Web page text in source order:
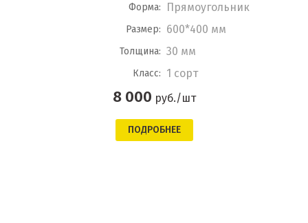
Форма: Прямоугольник
Размер: 600*400 мм
Толщина: 30 мм
Класс: 1 сорт
8 000 руб./шт
ПОДРОБНЕЕ